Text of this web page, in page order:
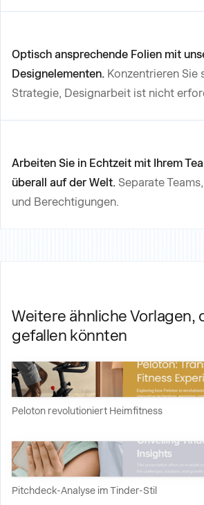
Optisch ansprechende Folien mit
Designelementen. Konzentrieren Sie
Strategie, Designarbeit ist nicht
Arbeiten Sie in Echtzeit mit Ihrem
überall auf der Welt. Separate
und Berechtigungen.
Weitere ähnliche Vorlagen,
gefallen könnten
Peloton revolutioniert Heimfitness
Pitchdeck-Analyse im Tinder-Stil